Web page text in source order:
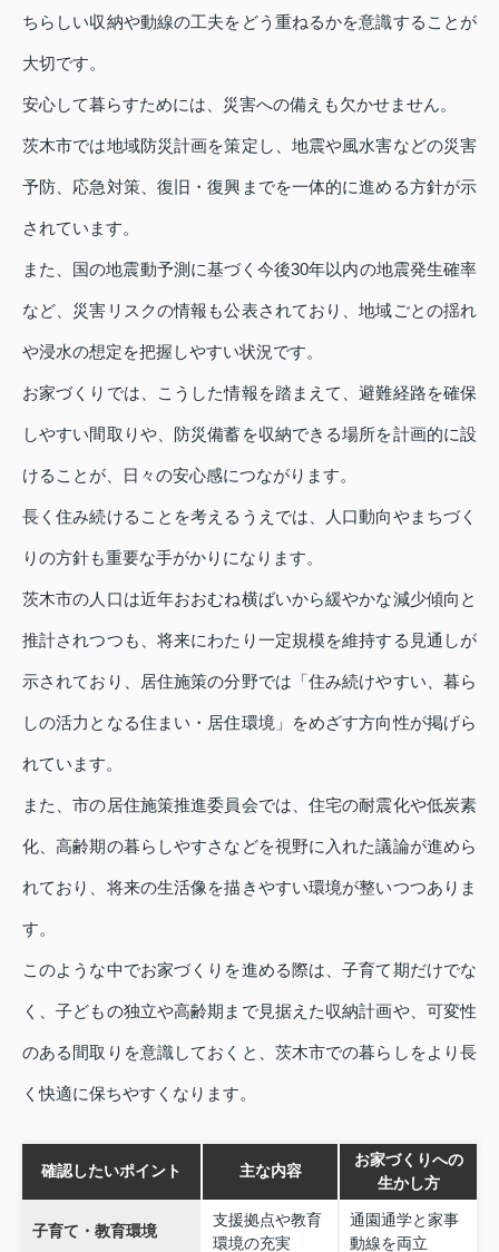
ちらしい収納や動線の工夫をどう重ねるかを意識することが
大切です。
安心して暮らすためには、災害への備えも欠かせません。
茨木市では地域防災計画を策定し、地震や風水害などの災害
予防、応急対策、復旧・復興までを一体的に進める方針が示
されています。
また、国の地震動予測に基づく今後30年以内の地震発生確率
など、災害リスクの情報も公表されており、地域ごとの揺れ
や浸水の想定を把握しやすい状況です。
お家づくりでは、こうした情報を踏まえて、避難経路を確保
しやすい間取りや、防災備蓄を収納できる場所を計画的に設
けることが、日々の安心感につながります。
長く住み続けることを考えるうえでは、人口動向やまちづく
りの方針も重要な手がかりになります。
茨木市の人口は近年おおむね横ばいから緩やかな減少傾向と
推計されつつも、将来にわたり一定規模を維持する見通しが
示されており、居住施策の分野では「住み続けやすい、暮ら
しの活力となる住まい・居住環境」をめざす方向性が掲げら
れています。
また、市の居住施策推進委員会では、住宅の耐震化や低炭素
化、高齢期の暮らしやすさなどを視野に入れた議論が進めら
れており、将来の生活像を描きやすい環境が整いつつありま
す。
このような中でお家づくりを進める際は、子育て期だけでな
く、子どもの独立や高齢期まで見据えた収納計画や、可変性
のある間取りを意識しておくと、茨木市での暮らしをより長
く快適に保ちやすくなります。
確認したいポイント 主な内容
お家づくりへの
生かし方
子育て・教育環境
支援拠点や教育
環境の充実
通園通学と家事
動線を両立